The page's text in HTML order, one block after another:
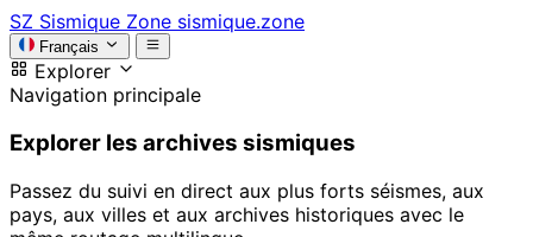
SZ Sismique Zone sismique.zone
Français
Explorer
Navigation principale
Explorer les archives sismiques
Passez du suivi en direct aux plus forts séismes, aux
pays, aux villes et aux archives historiques avec le